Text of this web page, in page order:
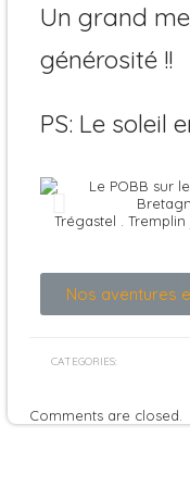
Un grand
générosité !!
PS: Le soleil
Trégastel .
Nos aventures
CATEGORIES:
Comments are closed.